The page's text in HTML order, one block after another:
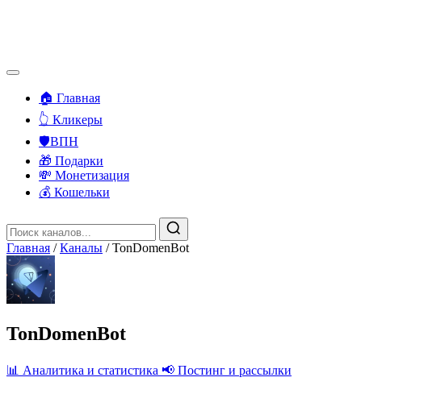
🏠 Главная
👆 Кликеры
🛡️ВПН
🎁 Подарки
💸 Монетизация
💰 Кошельки
Главная / Каналы / TonDomenBot
TonDomenBot
📊 Аналитика и статистика 📢 Постинг и рассылки